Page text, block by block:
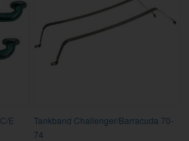
E
Tankband Challenger/Barracuda 70-
74